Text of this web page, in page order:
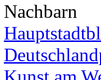
Nachbarn